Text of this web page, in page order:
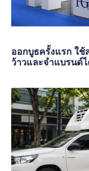
ออกบูธครั้งแรก ใช้
ว้าวและจำแบรนด์